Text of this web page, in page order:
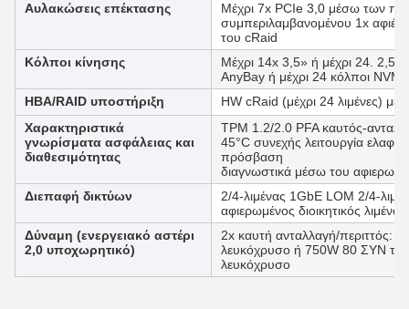
Αυλακώσεις επέκτασης
Μέχρι 7x PCIe 3,0 μέσω των
συμπεριλαμβανομένου 1x
του cRaid
Κόλποι κίνησης
Μέχρι 14x 3,5» ή μέχρι 24. 2,5»
AnyBay ή μέχρι 24 κόλποι
HBA/RAID υποστήριξη
HW cRaid (μέχρι 24 λιμένες)
Χαρακτηριστικά
γνωρίσματα ασφάλειας και
διαθεσιμότητας
TPM 1.2/2.0 PFA καυτός-
45°C συνεχής λειτουργία
πρόσβαση
διαγνωστικά μέσω του
Διεπαφή δικτύων
2/4-λιμένας 1GbE LOM 2/4-
αφιερωμένος διοικητικός
Δύναμη (ενεργειακό αστέρι
2,0 υποχωρητικό)
2x καυτή ανταλλαγή/περιττός:
λευκόχρυσο ή 750W 80 ΣΥΝ το
λευκόχρυσο